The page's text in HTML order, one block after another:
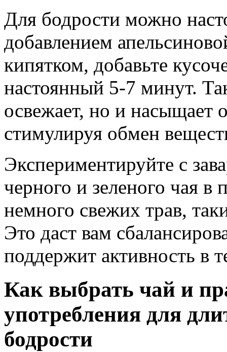
Для бодрости можно
добавлением
кипятком, добавьте
настоянный 5-7 минут.
освежает, но и насыщает
стимулируя обмен
Экспериментируйте с
черного и зеленого чая в
немного свежих трав,
Это даст вам
поддержит активность в
Как выбрать чай и
употребления для
бодрости